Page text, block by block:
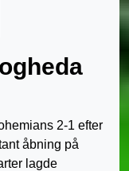
2-1 efter
åbning på
lagde